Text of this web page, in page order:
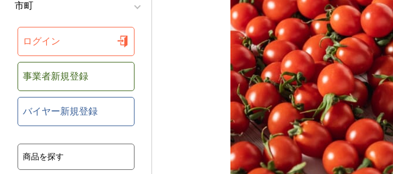
市町
ログイン
事業者新規登録
バイヤー新規登録
商品を探す